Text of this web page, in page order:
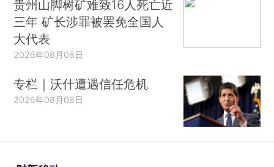
贵州山脚树矿难致16人死亡近
三年 矿长涉罪被罢免全国人
大代表
2026年08月08日
专栏｜沃什遭遇信任危机
2026年08月08日